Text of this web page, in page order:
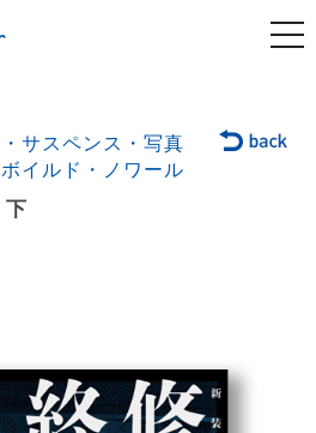
サスペンス・写真
イルド・ノワール
下